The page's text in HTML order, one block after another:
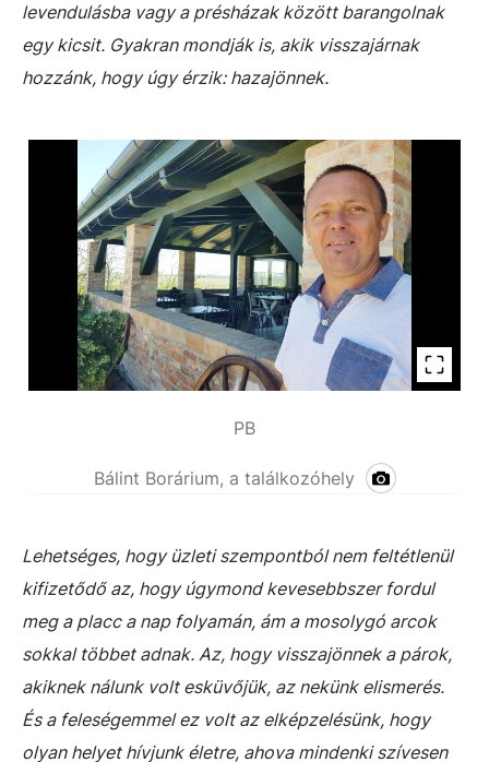
levendulásba vagy a présházak között barangolnak
egy kicsit. Gyakran mondják is, akik visszajárnak
hozzánk, hogy úgy érzik: hazajönnek.
PB
Bálint Borárium, a találkozóhely
Lehetséges, hogy üzleti szempontból nem feltétlenül
kifizetődő az, hogy úgymond kevesebbszer fordul
meg a placc a nap folyamán, ám a mosolygó arcok
sokkal többet adnak. Az, hogy visszajönnek a párok,
akiknek nálunk volt esküvőjük, az nekünk elismerés.
És a feleségemmel ez volt az elképzelésünk, hogy
olyan helyet hívjunk életre, ahova mindenki szívesen